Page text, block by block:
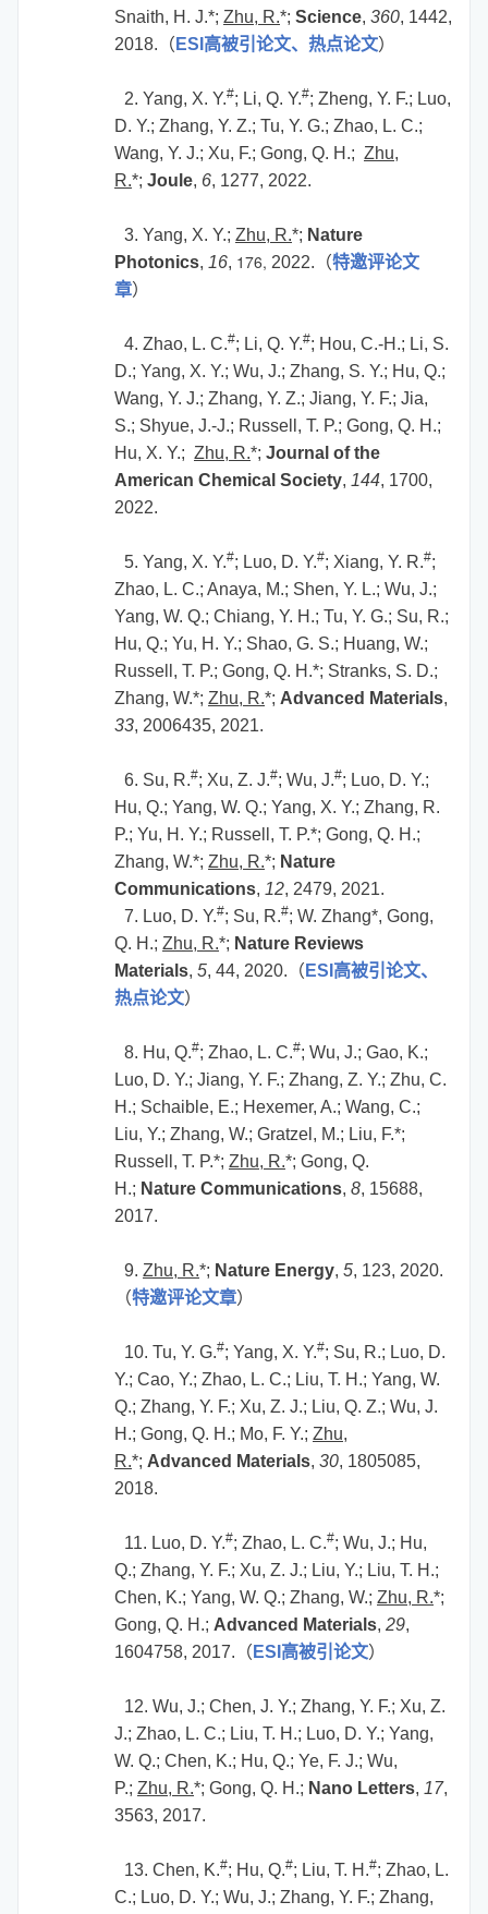
Snaith, H. J.*; Zhu, R.*; Science, 360, 1442,
2018. （ ESI 高被引论文、热点论文）
2. Yang, X. Y.#; Li, Q. Y.#; Zheng, Y. F.; Luo,
D. Y.; Zhang, Y. Z.; Tu, Y. G.; Zhao, L. C.;
Wang, Y. J.; Xu, F.; Gong, Q. H.; Zhu,
R.*; Joule, 6, 1277, 2022.
3. Yang, X. Y.; Zhu, R.*; Nature
Photonics, 16, 176, 2022. （特邀评论文
章）
4. Zhao, L. C.#; Li, Q. Y.#; Hou, C.-H.; Li, S.
D.; Yang, X. Y.; Wu, J.; Zhang, S. Y.; Hu, Q.;
Wang, Y. J.; Zhang, Y. Z.; Jiang, Y. F.; Jia,
S.; Shyue, J.-J.; Russell, T. P.; Gong, Q. H.;
Hu, X. Y.; Zhu, R.*; Journal of the
American Chemical Society, 144, 1700,
2022.
5. Yang, X. Y.#; Luo, D. Y.#; Xiang, Y. R.#;
Zhao, L. C.; Anaya, M.; Shen, Y. L.; Wu, J.;
Yang, W. Q.; Chiang, Y. H.; Tu, Y. G.; Su, R.;
Hu, Q.; Yu, H. Y.; Shao, G. S.; Huang, W.;
Russell, T. P.; Gong, Q. H.*; Stranks, S. D.;
Zhang, W.*; Zhu, R.*; Advanced Materials,
33, 2006435, 2021.
6. Su, R.#; Xu, Z. J.#; Wu, J.#; Luo, D. Y.;
Hu, Q.; Yang, W. Q.; Yang, X. Y.; Zhang, R.
P.; Yu, H. Y.; Russell, T. P.*; Gong, Q. H.;
Zhang, W.*; Zhu, R.*; Nature
Communications, 12, 2479, 2021.
7. Luo, D. Y.#; Su, R.#; W. Zhang*, Gong,
Q. H.; Zhu, R.*; Nature Reviews
Materials, 5, 44, 2020. （ ESI 高被引论文、
热点论文）
8. Hu, Q.#; Zhao, L. C.#; Wu, J.; Gao, K.;
Luo, D. Y.; Jiang, Y. F.; Zhang, Z. Y.; Zhu, C.
H.; Schaible, E.; Hexemer, A.; Wang, C.;
Liu, Y.; Zhang, W.; Gratzel, M.; Liu, F.*;
Russell, T. P.*; Zhu, R.*; Gong, Q.
H.; Nature Communications, 8, 15688,
2017.
9. Zhu, R.*; Nature Energy, 5, 123, 2020.
（特邀评论文章）
10. Tu, Y. G.#; Yang, X. Y.#; Su, R.; Luo, D.
Y.; Cao, Y.; Zhao, L. C.; Liu, T. H.; Yang, W.
Q.; Zhang, Y. F.; Xu, Z. J.; Liu, Q. Z.; Wu, J.
H.; Gong, Q. H.; Mo, F. Y.; Zhu,
R.*; Advanced Materials, 30, 1805085,
2018.
11. Luo, D. Y.#; Zhao, L. C.#; Wu, J.; Hu,
Q.; Zhang, Y. F.; Xu, Z. J.; Liu, Y.; Liu, T. H.;
Chen, K.; Yang, W. Q.; Zhang, W.; Zhu, R.*;
Gong, Q. H.; Advanced Materials, 29,
1604758, 2017. （ ESI 高被引论文）
12. Wu, J.; Chen, J. Y.; Zhang, Y. F.; Xu, Z.
J.; Zhao, L. C.; Liu, T. H.; Luo, D. Y.; Yang,
W. Q.; Chen, K.; Hu, Q.; Ye, F. J.; Wu,
P.; Zhu, R.*; Gong, Q. H.; Nano Letters, 17,
3563, 2017.
13. Chen, K.#; Hu, Q.#; Liu, T. H.#; Zhao, L.
C.; Luo, D. Y.; Wu, J.; Zhang, Y. F.; Zhang,